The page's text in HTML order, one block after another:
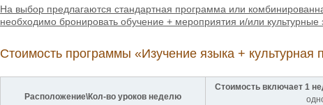
На выбор предлагаются стандартная программа или
необходимо бронировать обучение + мероприятия и/или культурные
Стоимость программы «Изучение языка + культурная
Расположение\Кол-во уроков неделю
Стоимость включает 1